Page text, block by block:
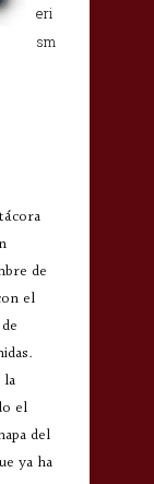
eri
sm
de
el
la
el
del
ya ha